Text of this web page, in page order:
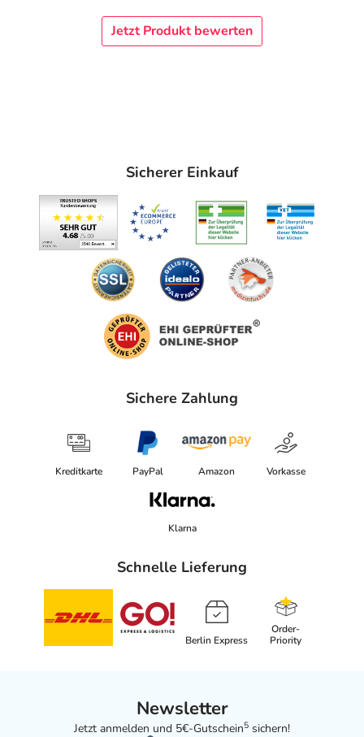
Jetzt Produkt bewerten
Sicherer Einkauf
Sichere Zahlung
Kreditkarte PayPal Amazon Vorkasse
Klarna
Schnelle Lieferung
Berlin Express
Order-
Priority
Newsletter
Jetzt anmelden und 5€-Gutschein5 sichern!